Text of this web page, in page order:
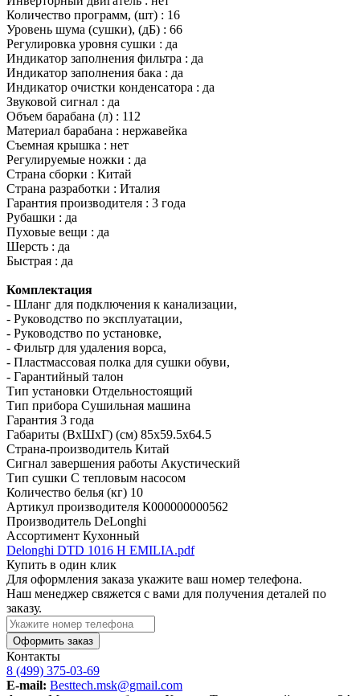
Количество программ, (шт) : 16
Уровень шума (сушки), (дБ) : 66
Регулировка уровня сушки : да
Индикатор заполнения фильтра : да
Индикатор заполнения бака : да
Индикатор очистки конденсатора : да
Звуковой сигнал : да
Объем барабана (л) : 112
Материал барабана : нержавейка
Съемная крышка : нет
Регулируемые ножки : да
Страна сборки : Китай
Страна разработки : Италия
Гарантия производителя : 3 года
Рубашки : да
Пуховые вещи : да
Шерсть : да
Быстрая : да
Комплектация
- Шланг для подключения к канализации,
- Руководство по эксплуатации,
- Руководство по установке,
- Фильтр для удаления ворса,
- Пластмассовая полка для сушки обуви,
- Гарантийный талон
Тип установки Отдельностоящий
Тип прибора Сушильная машина
Гарантия 3 года
Габариты (ВхШхГ) (см) 85х59.5х64.5
Страна-производитель Китай
Сигнал завершения работы Акустический
Тип сушки С тепловым насосом
Количество белья (кг) 10
Артикул производителя К000000000562
Производитель DeLonghi
Ассортимент Кухонный
Delonghi DTD 1016 H EMILIA.pdf
Купить в один клик
Для оформления заказа укажите ваш номер телефона.
Наш менеджер свяжется с вами для получения деталей по
заказу.
Оформить заказ
Контакты
8 (499) 375-03-69
E-mail: Besttech.msk@gmail.com